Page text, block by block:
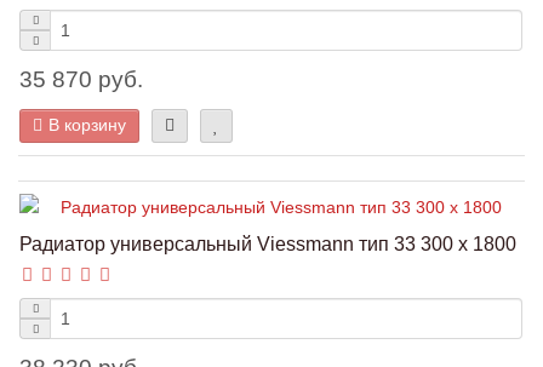
35 870 руб.
В корзину
Радиатор универсальный Viessmann тип 33 300 x 1800